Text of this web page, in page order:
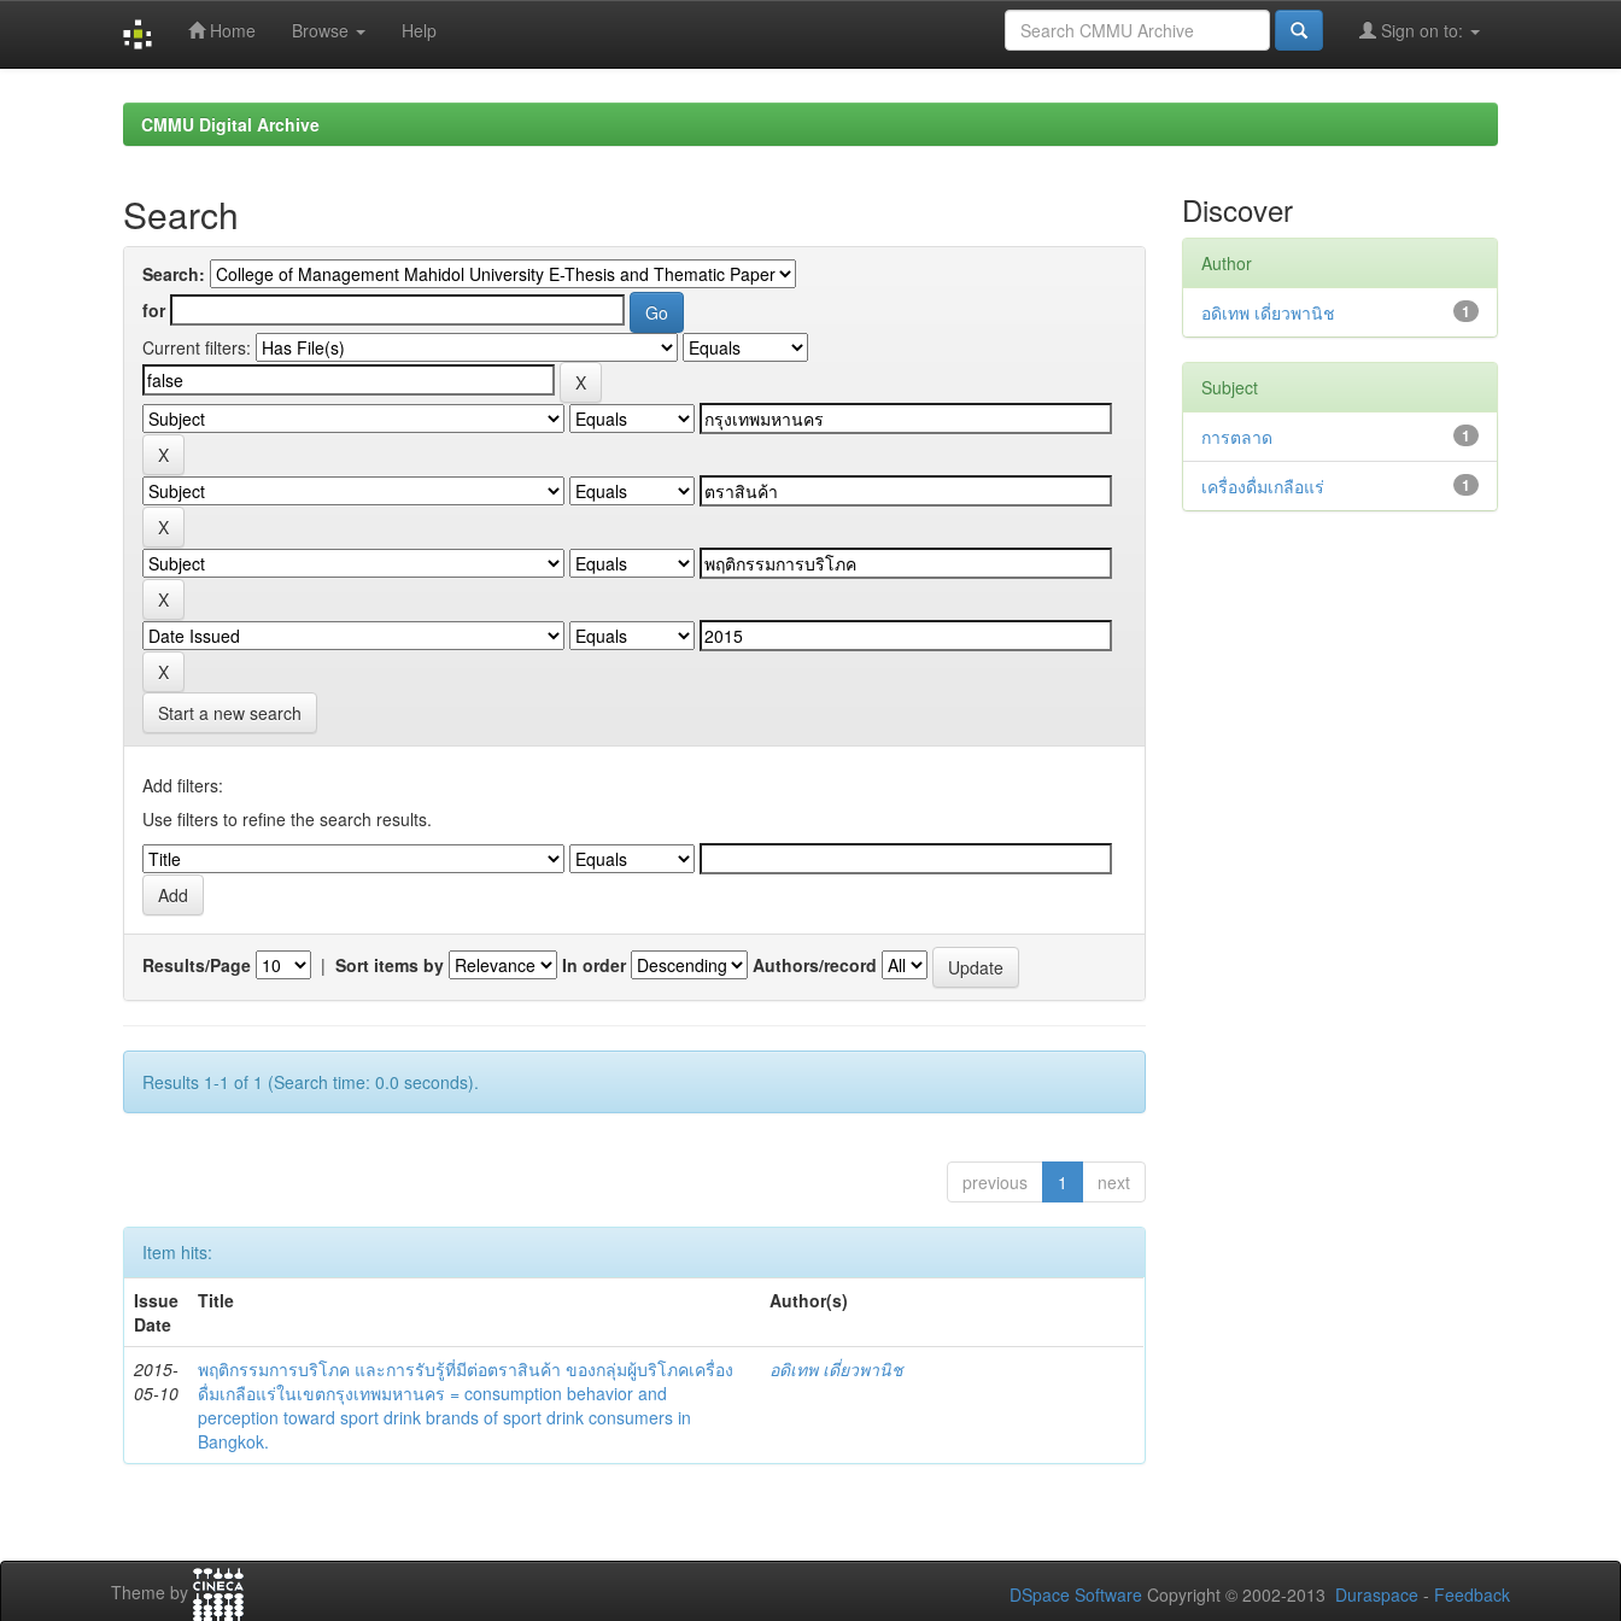
Home Browse Help Sign on to:
CMMU Digital Archive
Search
Search:
for
Current filters:
Start a new search
Add filters:
Use filters to refine the search results.
Results/Page | Sort items by In order Authors/record
Results 1-1 of 1 (Search time: 0.0 seconds).
previous 1 next
Item hits:
Issue
Date
Title Author(s)
2015-
05-10
พฤติกรรมการบริโภค และการรับรู้ที่มีต่อตราสินค้า ของกลุ่มผู้บริโภคเครื่อง
ดื่มเกลือแร่ในเขตกรุงเทพมหานคร = consumption behavior and
perception toward sport drink brands of sport drink consumers in
Bangkok.
อดิเทพ เดี่ยวพานิช
Discover
Author
1
อดิเทพ เดี่ยวพานิช
Subject
1
การตลาด
1
เครื่องดื่มเกลือแร่
Theme by DSpace Software Copyright © 2002-2013 Duraspace - Feedback